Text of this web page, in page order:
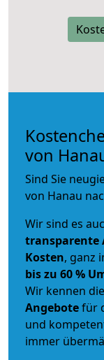
von
Sind Sie
von Hanau
Wir sind es
transparente
Kosten, ganz
bis zu 60 %
Wir kennen die
Angebotefür
und
immer